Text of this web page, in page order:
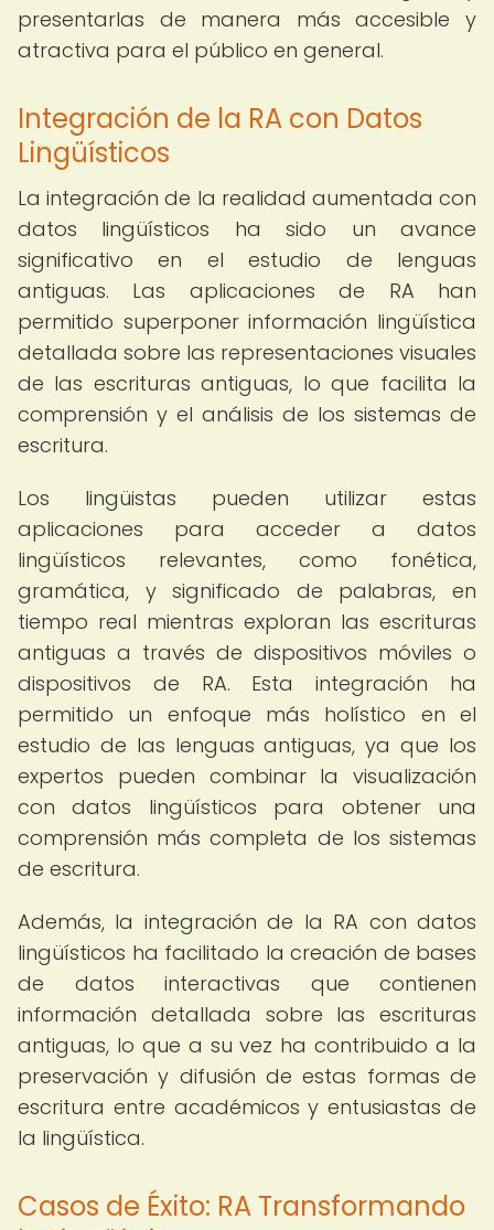
presentarlas de manera más accesible y
atractiva para el público en general.
Integración de la RA con Datos
Lingüísticos
La integración de la realidad aumentada con
datos lingüísticos ha sido un avance
significativo en el estudio de lenguas
antiguas. Las aplicaciones de RA han
permitido superponer información lingüística
detallada sobre las representaciones visuales
de las escrituras antiguas, lo que facilita la
comprensión y el análisis de los sistemas de
escritura.
Los lingüistas pueden utilizar estas
aplicaciones para acceder a datos
lingüísticos relevantes, como fonética,
gramática, y significado de palabras, en
tiempo real mientras exploran las escrituras
antiguas a través de dispositivos móviles o
dispositivos de RA. Esta integración ha
permitido un enfoque más holístico en el
estudio de las lenguas antiguas, ya que los
expertos pueden combinar la visualización
con datos lingüísticos para obtener una
comprensión más completa de los sistemas
de escritura.
Además, la integración de la RA con datos
lingüísticos ha facilitado la creación de bases
de datos interactivas que contienen
información detallada sobre las escrituras
antiguas, lo que a su vez ha contribuido a la
preservación y difusión de estas formas de
escritura entre académicos y entusiastas de
la lingüística.
Casos de Éxito: RA Transformando